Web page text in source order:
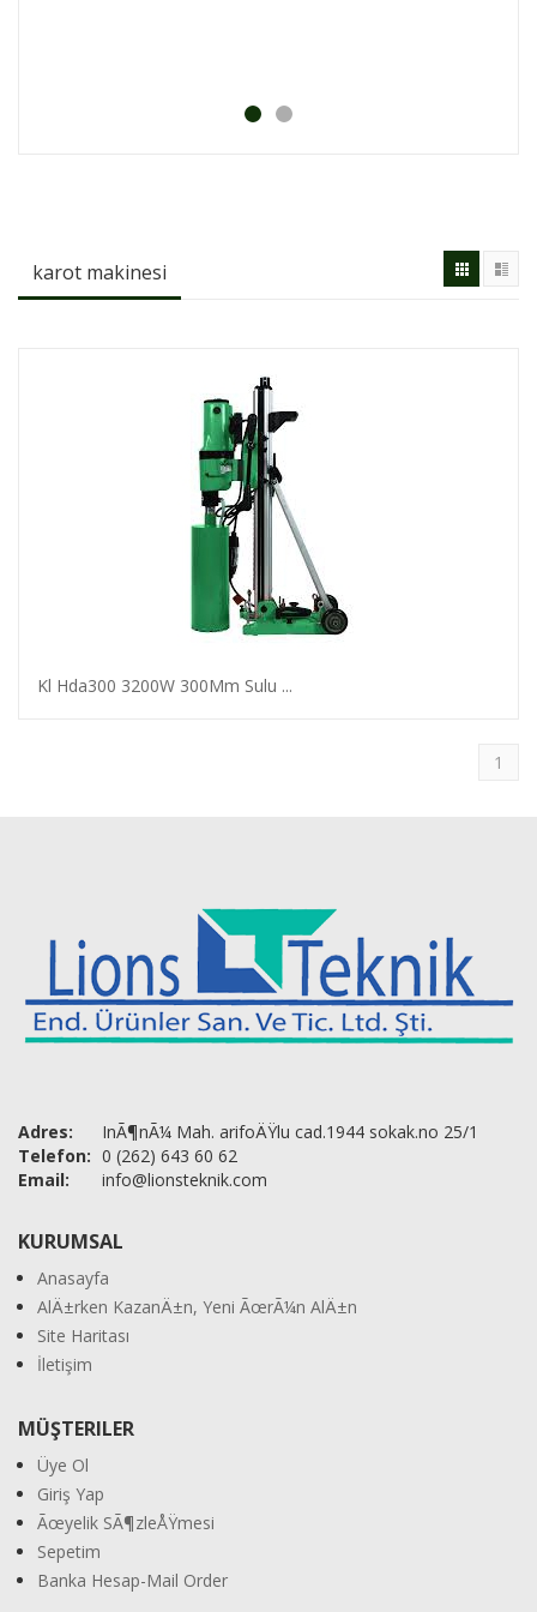
karot makinesi
Kl Hda300 3200W 300Mm Sulu ...
1
Adres:
InÃ¶nÃ¼ Mah. arifoÄŸlu cad.1944 sokak.no 25/1
Telefon: 0 (262) 643 60 62
Email:
info@lionsteknik.com
KURUMSAL
Anasayfa
AlÄ±rken KazanÄ±n, Yeni ÃœrÃ¼n AlÄ±n
Site Haritası
İletişim
MÜŞTERILER
Üye Ol
Giriş Yap
Ãœyelik SÃ¶zleÅŸmesi
Sepetim
Banka Hesap-Mail Order